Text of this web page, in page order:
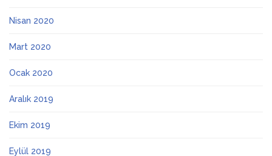
Nisan 2020
Mart 2020
Ocak 2020
Aralık 2019
Ekim 2019
Eylül 2019